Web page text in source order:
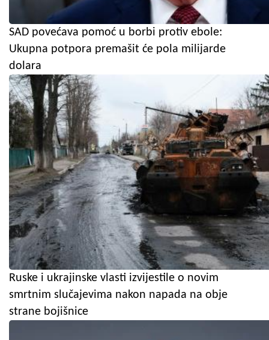
SAD povećava pomoć u borbi protiv ebole:
Ukupna potpora premašit će pola milijarde
dolara
Ruske i ukrajinske vlasti izvijestile o novim
smrtnim slučajevima nakon napada na obje
strane bojišnice